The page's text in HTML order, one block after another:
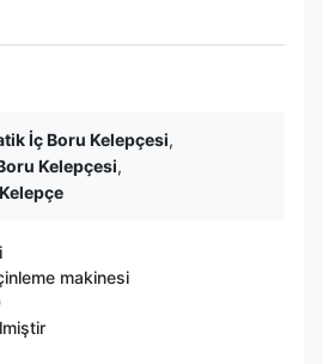
İç Boru Kelepçesi,
Kelepçesi,
makinesi